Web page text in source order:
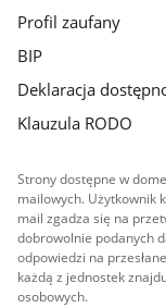
Profil zaufany
BIP
Deklaracja
Klauzula RODO
Strony dostępne w
mailowych. Użytkownik
mail zgadza się na
dobrowolnie podanych
odpowiedzi na
każdą z jednostek
osobowych.